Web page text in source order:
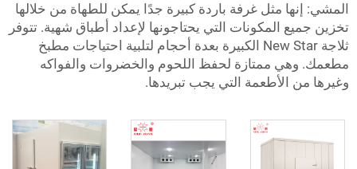
مثل غرفة باردة كبيرة جدًا يمكن للطهاة من خلالها
المكونات التي يحتاجونها لإعداد أطباق شهية. تتوفر
ثلاجة New Star الكبيرة بعدة أحجام لتلبية احتياجات مطبخ
ممتازة لحفظ اللحوم والخضروات والفواكه
الأطعمة التي يجب تبريدها.